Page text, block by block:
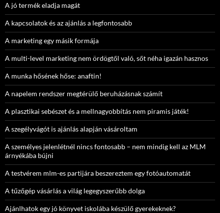
A jó termék eladja magát
A kapcsolatok és az ajánlás a legfontosabb
A marketing egy másik formája
A multi-level marketing nem ördögtől való, sőt néha igazán hasznos
A munka hősének hőse: anaftin!
A napelem rendszer megtérülő beruházásnak számít
A plasztikai sebészet és a mellnagyobbítás nem piramis játék!
A szegélyvágót is ajánlás alapján vásároltam
A személyes jelenlétnél nincs fontosabb – nem mindig kell az MLM
árnyékába bújni
A testvérem mlm-es partijára beszereztem egy fotóautomatát
A tűzőgép vásárlás a világ legegyszerűbb dolga
Ajánlhatok egy jó könyvet iskolába készülő gyerekeknek?